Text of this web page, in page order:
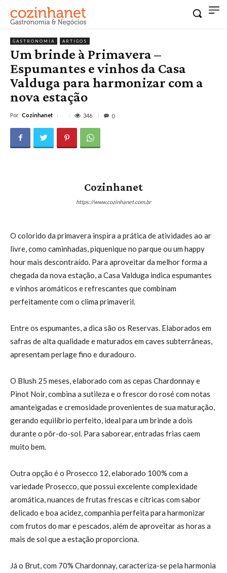
GASTRONOMIA ARTIGOS
Um brinde à Primavera –
Espumantes e vinhos da Casa
Valduga para harmonizar com a
nova estação
Por Cozinhanet 346 0
Cozinhanet
https://www.cozinhanet.com.br
O colorido da primavera inspira a prática de atividades ao ar
livre, como caminhadas, piquenique no parque ou um happy
hour mais descontraído. Para aproveitar da melhor forma a
chegada da nova estação, a Casa Valduga indica espumantes
e vinhos aromáticos e refrescantes que combinam
perfeitamente com o clima primaveril.
Entre os espumantes, a dica são os Reservas. Elaborados em
safras de alta qualidade e maturados em caves subterrâneas,
apresentam perlage fino e duradouro.
O Blush 25 meses, elaborado com as cepas Chardonnay e
Pinot Noir, combina a sutileza e o frescor do rosé com notas
amanteigadas e cremosidade provenientes de sua maturação,
gerando equilíbrio perfeito, ideal para um brinde a dois
durante o pôr-do-sol. Para saborear, entradas frias caem
muito bem.
Outra opção é o Prosecco 12, elaborado 100% com a
variedade Prosecco, que possui excelente complexidade
aromática, nuances de frutas frescas e cítricas com sabor
delicado e boa acidez, companhia perfeita para harmonizar
com frutos do mar e pescados, além de aproveitar as horas a
mais de sol que a estação proporciona.
Já o Brut, com 70% Chardonnay, caracteriza-se pela harmonia